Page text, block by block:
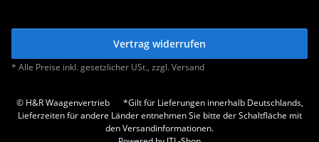
Vertrag widerrufen
* Alle Preise inkl. gesetzlicher USt., zzgl.Versand
© H&R Waagenvertrieb
*Gilt für Lieferungen innerhalb Deutschlands,
Lieferzeiten für andere Länder entnehmen Sie bitte der Schaltfläche mit
den Versandinformationen.